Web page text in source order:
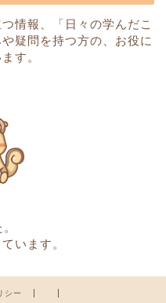
情報、「日々の学んだこ
疑問を持つ方の、お役に
す。
います。
シー